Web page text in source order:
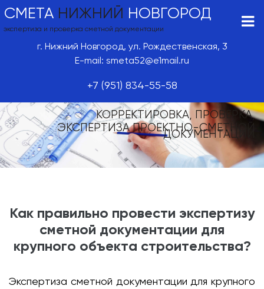
СМЕТА НИЖНИЙ НОВГОРОД
экспертиза и проверка сметной документации
г. Нижний Новгород, ул. Рождественская, 3
E-mail: smeta52@e1mail.ru
+7 (951) 834-55-58
КОРРЕКТИРОВКА, ПРОВЕРКА,
ЭКСПЕРТИЗА ПРОЕКТНО-СМЕТНОЙ
ДОКУМЕНТАЦИИ
Как правильно провести экспертизу
сметной документации для
крупного объекта строительства?
Экспертиза сметной документации для крупного